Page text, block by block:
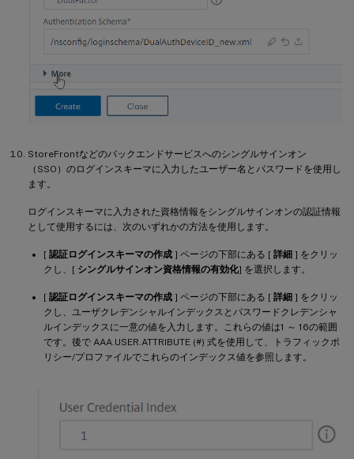
StoreFrontなどのバックエンドサービスへのシングルサインオン
（SSO）のログインスキーマに入力したユーザー名とパスワードを使用し
ます。
ログインスキーマに入力された資格情報をシングルサインオンの認証情報
として使用するには、次のいずれかの方法を使用します。
[ 認証ログインスキーマの作成 ] ページの下部にある [ 詳細 ] をクリッ
クし、[ シングルサインオン資格情報の有効化] を選択します。
[ 認証ログインスキーマの作成 ] ページの下部にある [ 詳細 ] をクリッ
クし、ユーザクレデンシャルインデックスとパスワードクレデンシャ
ルインデックスに一意の値を入力します。これらの値は1 ～ 16の範囲
です。後で AAA.USER.ATTRIBUTE (#) 式を使用して、トラフィックポ
リシー/プロファイルでこれらのインデックス値を参照します。